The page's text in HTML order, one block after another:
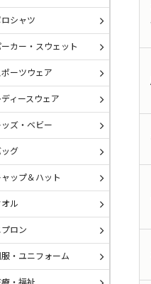
シャツ
ーカー・スウェット
ポーツウェア
ディースウェア
ッズ・ベビー
ッグ
ャップ＆ハット
オル
ロン
・ユニフォーム